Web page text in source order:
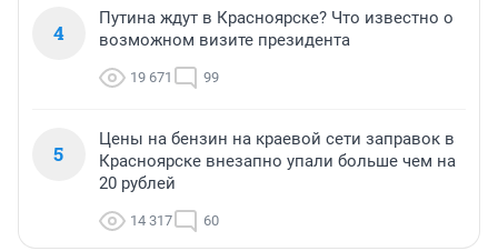
4
Путина ждут в Красноярске? Что известно о
возможном визите президента
19 671 99
5
Цены на бензин на краевой сети заправок в
Красноярске внезапно упали больше чем на
20 рублей
14 317 60